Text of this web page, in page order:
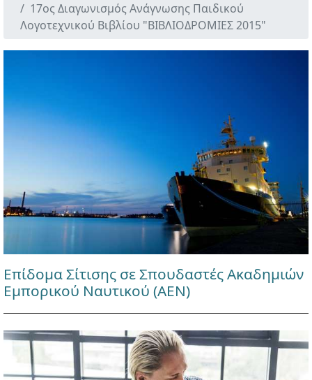
17ος Διαγωνισμός Ανάγνωσης Παιδικού
Λογοτεχνικού Βιβλίου "ΒΙΒΛΙΟΔΡΟΜΙΕΣ 2015"
Επίδομα Σίτισης σε Σπουδαστές Ακαδημιών
Εμπορικού Ναυτικού (ΑΕΝ)